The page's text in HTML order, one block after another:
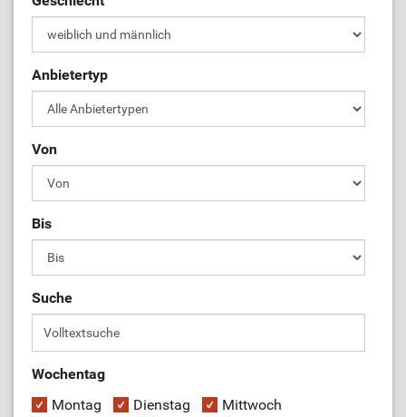
ÜL-Börse
Anbietertyp
Von
Bis
Suche
Wochentag
Montag
Dienstag
Mittwoch